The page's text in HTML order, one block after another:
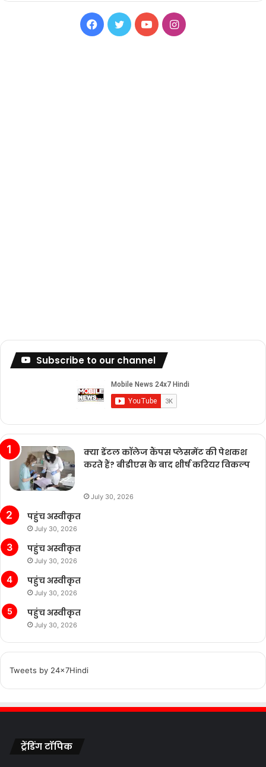
Facebook
TwitterYouTubeInstagram
Subscribe to our channel
क्या डेंटल कॉलेज कैंपस प्लेसमेंट की पेशकश
करते हैं? बीडीएस के बाद शीर्ष करियर विकल्प
July 30, 2026
पहुंच अस्वीकृत
July 30, 2026
पहुंच अस्वीकृत
July 30, 2026
पहुंच अस्वीकृत
July 30, 2026
पहुंच अस्वीकृत
July 30, 2026
Tweets by 24x7Hindi
ट्रेंडिंग टॉपिक